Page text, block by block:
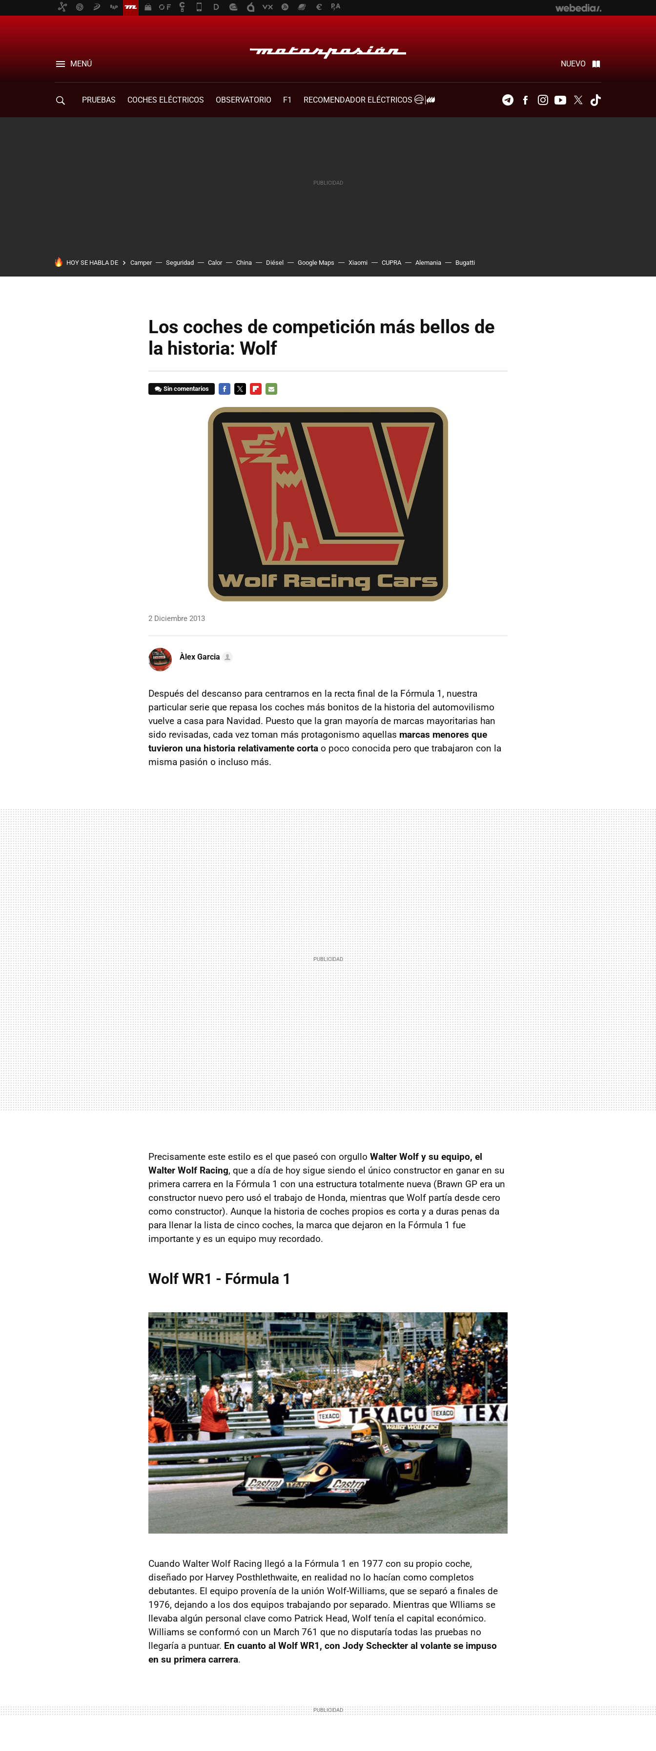
MENÚ NUEVO
PRUEBAS COCHES ELÉCTRICOS OBSERVATORIO F1
RECOMENDADOR ELÉCTRICOS
TelegramFacebookInstagramYoutubeTwitter
HOY SE HABLA DE Camper Seguridad Calor China Diésel Google Maps Xiaomi CUPRA Alemania Bugatti
Los coches de competición más bellos de
la historia: Wolf
Sin comentarios
MAIL
2 Diciembre 2013
Àlex Garcia
Después del descanso para centrarnos en la recta final de la Fórmula 1, nuestra
particular serie que repasa los coches más bonitos de la historia del automovilismo
vuelve a casa para Navidad. Puesto que la gran mayoría de marcas mayoritarias han
sido revisadas, cada vez toman más protagonismo aquellas marcas menores que
tuvieron una historia relativamente corta o poco conocida pero que trabajaron con la
misma pasión o incluso más.
Precisamente este estilo es el que paseó con orgullo Walter Wolf y su equipo, el
Walter Wolf Racing, que a día de hoy sigue siendo el único constructor en ganar en su
primera carrera en la Fórmula 1 con una estructura totalmente nueva (Brawn GP era un
constructor nuevo pero usó el trabajo de Honda, mientras que Wolf partía desde cero
como constructor). Aunque la historia de coches propios es corta y a duras penas da
para llenar la lista de cinco coches, la marca que dejaron en la Fórmula 1 fue
importante y es un equipo muy recordado.
Wolf WR1 - Fórmula 1
Cuando Walter Wolf Racing llegó a la Fórmula 1 en 1977 con su propio coche,
diseñado por Harvey Posthlethwaite, en realidad no lo hacían como completos
debutantes. El equipo provenía de la unión Wolf-Williams, que se separó a finales de
1976, dejando a los dos equipos trabajando por separado. Mientras que Wlliams se
llevaba algún personal clave como Patrick Head, Wolf tenía el capital económico.
Williams se conformó con un March 761 que no disputaría todas las pruebas no
llegaría a puntuar. En cuanto al Wolf WR1, con Jody Scheckter al volante se impuso
en su primera carrera.